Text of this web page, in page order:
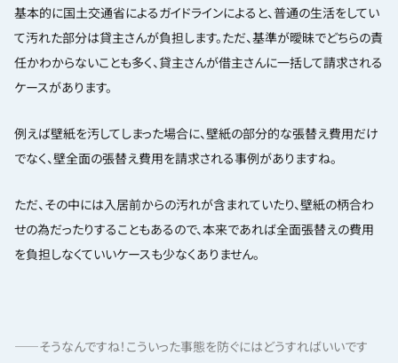
基本的に国土交通省によるガイドラインによると、普通の生活をしてい
て汚れた部分は貸主さんが負担します。ただ、基準が曖昧でどちらの責
任かわからないことも多く、貸主さんが借主さんに一括して請求される
ケースがあります。
例えば壁紙を汚してしまった場合に、壁紙の部分的な張替え費用だけ
でなく、壁全面の張替え費用を請求される事例がありますね。
ただ、その中には入居前からの汚れが含まれていたり、壁紙の柄合わ
せの為だったりすることもあるので、本来であれば全面張替えの費用
を負担しなくていいケースも少なくありません。
——そうなんですね！こういった事態を防ぐにはどうすればいいです